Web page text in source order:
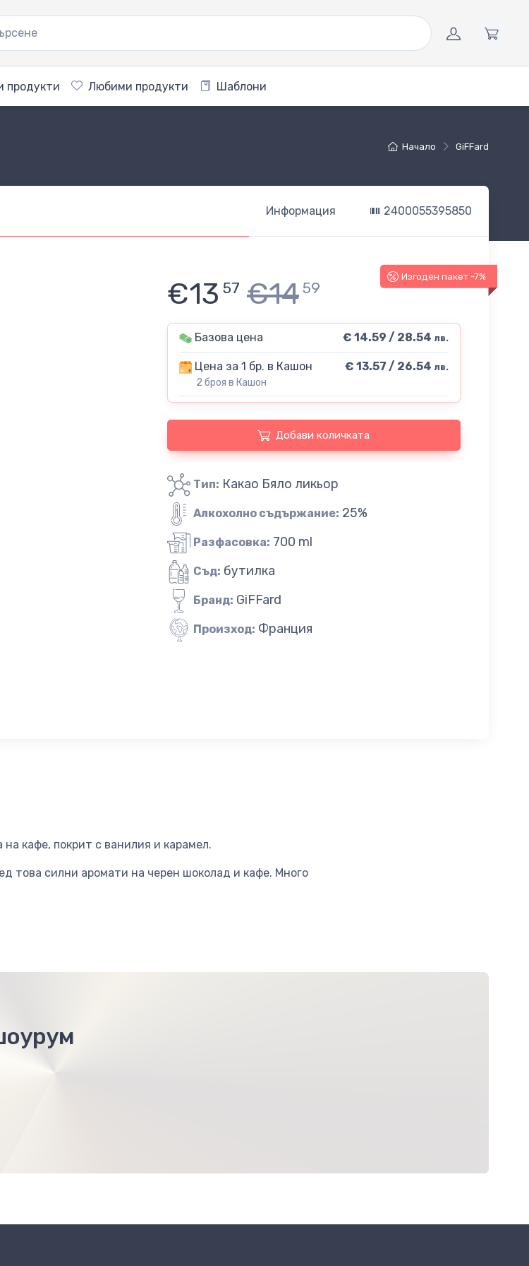
продукти Любими продукти Шаблони
Начало GiFFard
Информация 2400055395850
Изгоден пакет -7%
€13 57 €14 59
Базова цена € 14.59 / 28.54 лв.
Цена за 1 бр. в Кашон
2 броя в Кашон
€ 13.57 / 26.54 лв.
Добави количката
Тип: Какао Бяло ликьор
Алкохолно съдържание: 25%
Разфасовка: 700 ml
Съд: бутилка
Бранд: GiFFard
Произход: Франция
кафе, покрит с ванилия и карамел.
това силни аромати на черен шоколад и кафе. Много